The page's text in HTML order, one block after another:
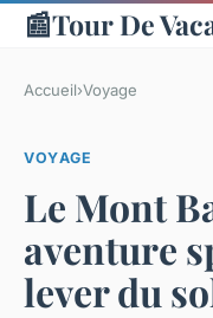
📰Tour De
Accueil›Voyage
VOYAGE
Le Mont
aventure
lever du